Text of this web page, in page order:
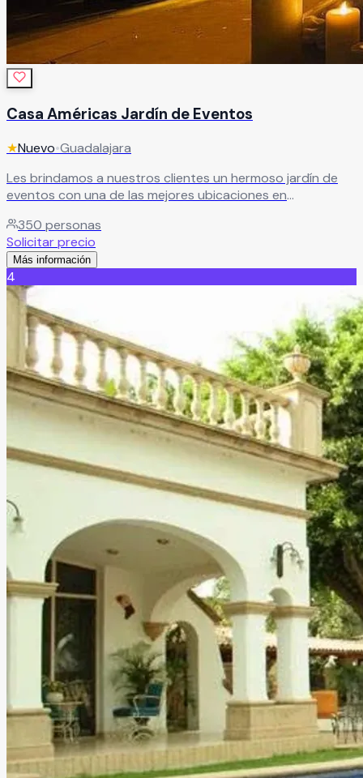
Casa Américas Jardín de Eventos
★Nuevo•Guadalajara
Les brindamos a nuestros clientes un hermoso jardín de
eventos con una de las mejores ubicaciones en
completa comodidad de nuestros clientes y sus invitados,
sin tener que salir de la ciudad. Es el escenario perfecto
para dar vida a sus emociones.
350 personas
Solicitar precio
Más información
4